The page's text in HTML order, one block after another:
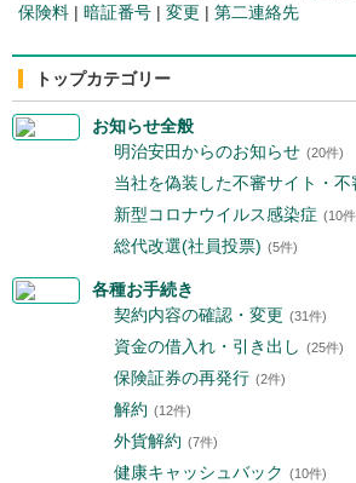
保険料 | 暗証番号 | 変更 | 第二連絡先
トップカテゴリー
お知らせ全般
明治安田からのお知らせ (20件)
当社を偽装した不審サイト・
新型コロナウイルス感染症 (10
総代改選(社員投票) (5件)
各種お手続き
契約内容の確認・変更 (31件)
資金の借入れ・引き出し (25件)
保険証券の再発行 (2件)
解約 (12件)
外貨解約 (7件)
健康キャッシュバック (10件)